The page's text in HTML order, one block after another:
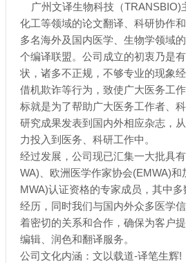
广州文译生物科技（TRANSBIO)
化工等领域的论文翻译、科研协作
多名海外及国内医学、生物学领域
个编译联盟。公司成立的初衷乃是
状，诸多不正规，不够专业的现象
借机欺诈等行为，致使广大医务工
标就是为了帮助广大医务工作者、
研究成果发表到国内外相应杂志，
力投入到医务、科研工作中。
经过发展，公司现已汇集一大批具
WA)、欧洲医学作家协会(EMWA)
MWA)认证资格的专家成员，其中
经历，同时我们与国内外众多医学
着密切的关系和合作，确保为客户
编辑、润色和翻译服务。
公司文化内涵：文以载道-译笔生辉!